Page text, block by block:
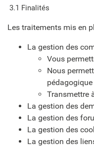
3.1 Finalités
Les traitements mis en
La gestion des
Vous
Nous
pédagogique
Transmettre
La gestion des
La gestion des
La gestion des
La gestion des